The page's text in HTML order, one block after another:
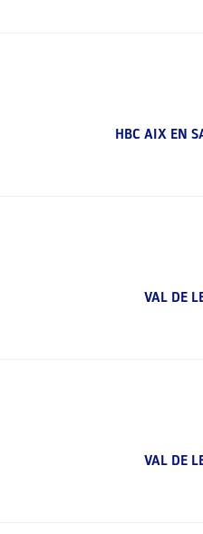
HBC AIX EN
VAL DE
VAL DE